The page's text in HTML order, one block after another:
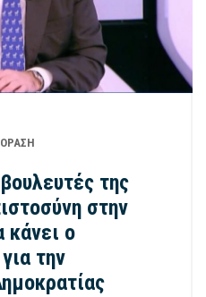
της
στην
κάνει ο
την